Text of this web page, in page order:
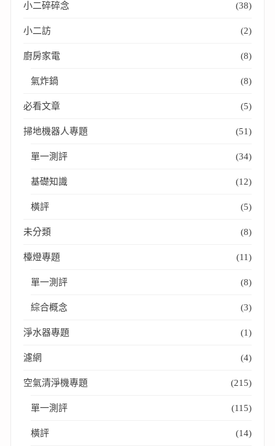
小二碎碎念 (38)
小二訪 (2)
廚房家電 (8)
氣炸鍋 (8)
必看文章 (5)
掃地機器人專題 (51)
單一測評 (34)
基礎知識 (12)
橫評 (5)
未分類 (8)
檯燈專題 (11)
單一測評 (8)
綜合概念 (3)
淨水器專題 (1)
濾網 (4)
空氣清淨機專題 (215)
單一測評 (115)
橫評 (14)